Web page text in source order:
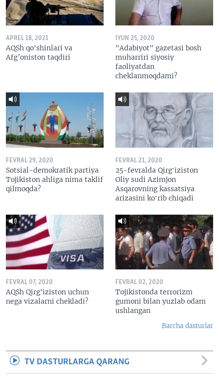
APREL 18, 2021
AQSh qo'shinlari va
Afg’oniston taqdiri
IYUN 25, 2020
"Adabiyot" gazetasi bosh
muharriri siyosiy
faoliyatdan
cheklanmoqdami?
FEVRAL 29, 2020
Sotsial-demokratik partiya
Tojikiston ahliga nima taklif
qilmoqda?
FEVRAL 21, 2020
25-fevralda Qirgʻiziston
Oliy sudi Azimjon
Asqarovning kassatsiya
arizasini koʻrib chiqadi
FEVRAL 07, 2020
AQSh Qirg'iziston uchun
nega vizalarni chekladi?
FEVRAL 02, 2020
Tojikistonda terrorizm
gumoni bilan yuzlab odam
ushlangan
Barcha dasturlar
TV DASTURLARGA QARANG